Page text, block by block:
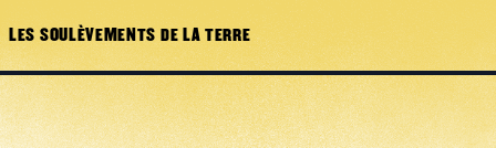
LES SOULÈVEMENTS DE LA TERRE